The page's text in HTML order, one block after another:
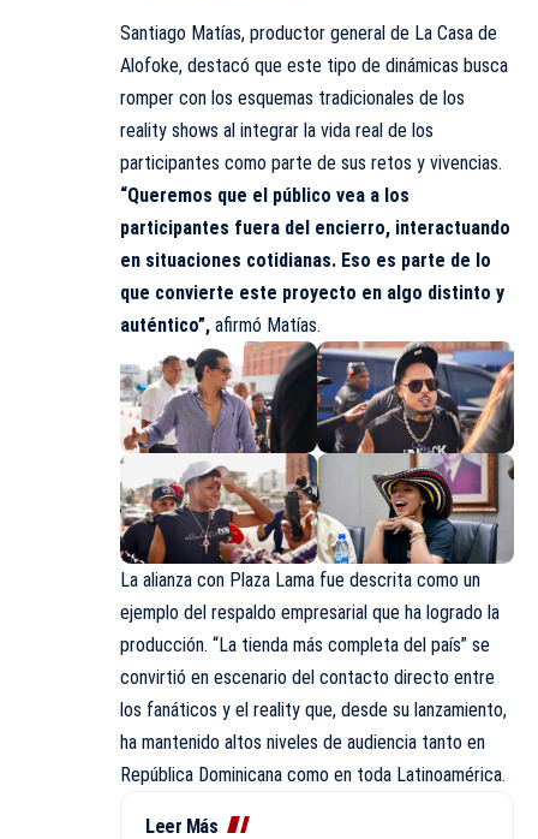
Santiago Matías, productor general de La Casa de
Alofoke, destacó que este tipo de dinámicas busca
romper con los esquemas tradicionales de los
reality shows al integrar la vida real de los
participantes como parte de sus retos y vivencias.
“Queremos que el público vea a los
participantes fuera del encierro, interactuando
en situaciones cotidianas. Eso es parte de lo
que convierte este proyecto en algo distinto y
auténtico”, afirmó Matías.
La alianza con Plaza Lama fue descrita como un
ejemplo del respaldo empresarial que ha logrado la
producción. “La tienda más completa del país” se
convirtió en escenario del contacto directo entre
los fanáticos y el reality que, desde su lanzamiento,
ha mantenido altos niveles de audiencia tanto en
República Dominicana como en toda Latinoamérica.
Leer Más